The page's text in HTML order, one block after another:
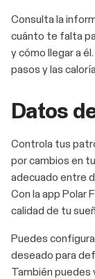
Consulta la
cuánto te falta
y cómo llegar a
pasos y las
Datos
Controla tus
por cambios en
adecuado entre
Con la app Polar
calidad de tu
Puedes
deseado para
También puedes